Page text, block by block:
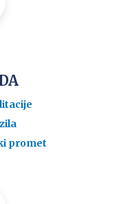
promet